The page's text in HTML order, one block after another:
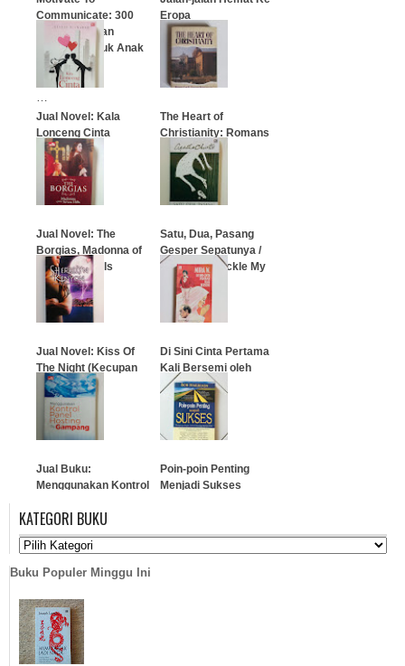
Communicate: 300
Permainan dan
Aktivitas untuk Anak
Autis
…
Eropa
Jual Novel: Kala
Lonceng Cinta
Berdentang
…
The Heart of
Christianity: Romans
1 To 8
Jual Novel: The
Borgias, Madonna of
the Seven Hills
…
Satu, Dua, Pasang
Gesper Sepatunya /
One, Two, Buckle My
Shoe
Jual Novel: Kiss Of
The Night (Kecupan
Malam)
Di Sini Cinta Pertama
Kali Bersemi oleh
Mira W
Jual Buku:
Menggunakan Kontrol
Gampang
…
Poin-poin Penting
Menjadi Sukses
KATEGORI BUKU
Buku Populer Minggu Ini